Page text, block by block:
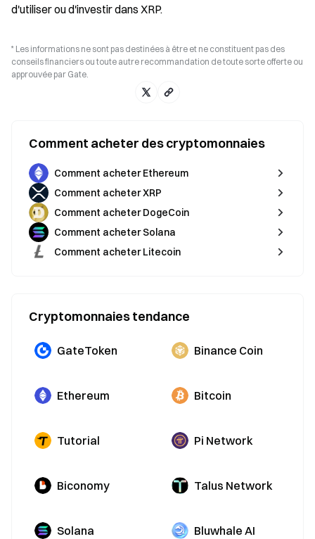
d'utiliser ou d'investir dans XRP.
* Les informations ne sont pas destinées à être et ne constituent pas des
conseils financiers ou toute autre recommandation de toute sorte offerte ou
approuvée par Gate.
Comment acheter des cryptomonnaies
Comment acheter Ethereum
Comment acheter XRP
Comment acheter DogeCoin
Comment acheter Solana
Comment acheter Litecoin
Cryptomonnaies tendance
GateToken Binance Coin
Ethereum Bitcoin
Tutorial Pi Network
Biconomy Talus Network
Solana Bluwhale AI